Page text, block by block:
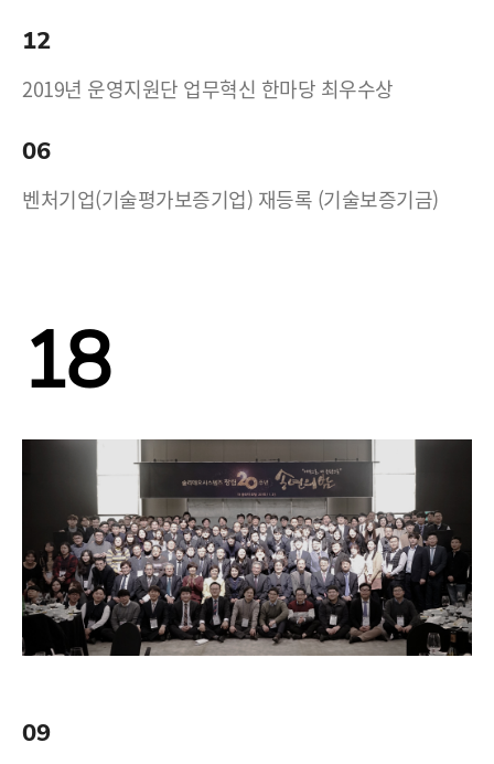
12
2019년 운영지원단 업무혁신 한마당 최우수상
06
벤처기업(기술평가보증기업) 재등록 (기술보증기금)
18
09